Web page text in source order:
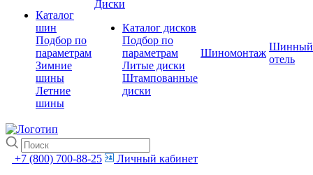
Каталог
шин
Подбор по
параметрам
Зимние
шины
Летние
шины
Диски
Каталог дисков
Подбор по
параметрам
Литые диски
Штампованные
диски
Шиномонтаж
Шинный
отель
+7 (800) 700-88-25
Личный кабинет